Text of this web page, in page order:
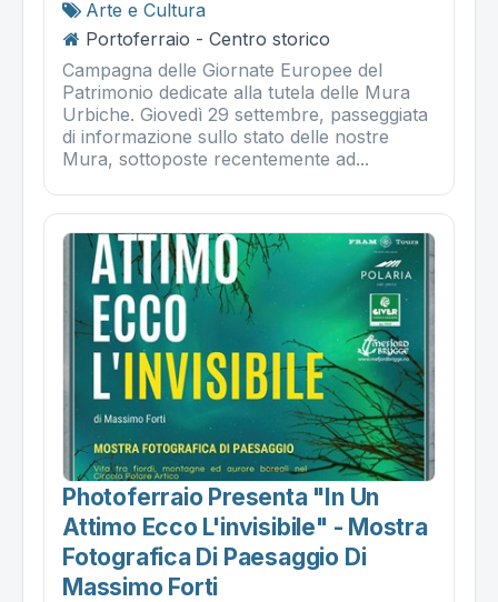
Arte e Cultura
Portoferraio - Centro storico
Campagna delle Giornate Europee del
Patrimonio dedicate alla tutela delle Mura
Urbiche. Giovedì 29 settembre, passeggiata
di informazione sullo stato delle nostre
Mura, sottoposte recentemente ad...
Photoferraio Presenta "in Un
Attimo Ecco L'invisibile" - Mostra
Fotografica Di Paesaggio Di
Massimo Forti